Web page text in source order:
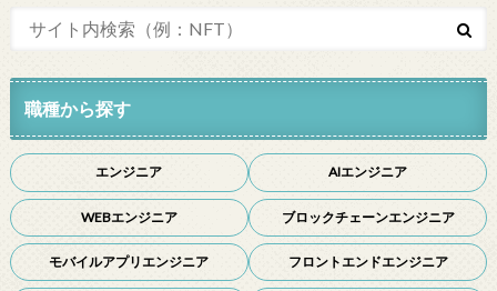
職種から探す
エンジニア AIエンジニア
WEBエンジニア ブロックチェーンエンジニア
モバイルアプリエンジニア フロントエンドエンジニア